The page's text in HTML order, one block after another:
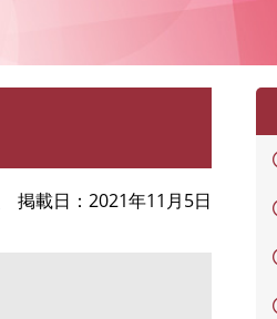
掲載日 2021年11月5日